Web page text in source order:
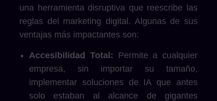
una herramienta disruptiva que reescribe las
reglas del marketing digital. Algunas de sus
ventajas más impactantes son:
Accesibilidad Total: Permite a cualquier
empresa, sin importar su tamaño,
implementar soluciones de IA que antes
solo estaban al alcance de gigantes